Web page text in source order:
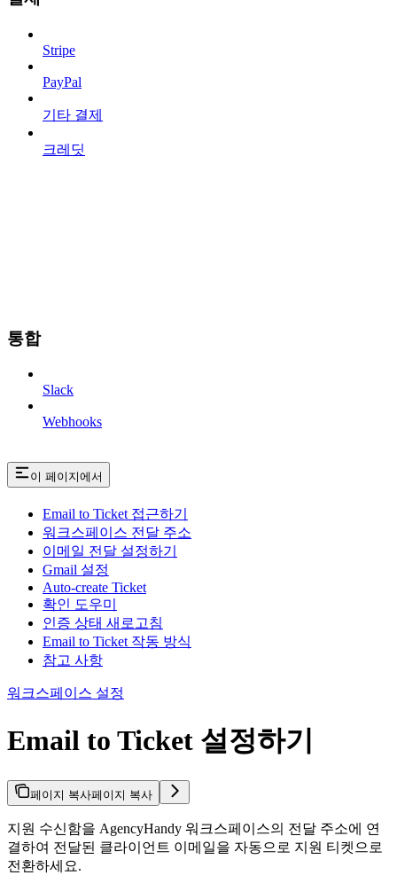
Stripe
PayPal
기타 결제
크레딧
통합
Slack
Webhooks
이 페이지에서
Email to Ticket 접근하기
워크스페이스 전달 주소
이메일 전달 설정하기
Gmail 설정
Auto-create Ticket
확인 도우미
인증 상태 새로고침
Email to Ticket 작동 방식
참고 사항
워크스페이스 설정
Email to Ticket 설정하기
페이지 복사페이지 복사
지원 수신함을 AgencyHandy 워크스페이스의 전달 주소에 연
결하여 전달된 클라이언트 이메일을 자동으로 지원 티켓으로
전환하세요.